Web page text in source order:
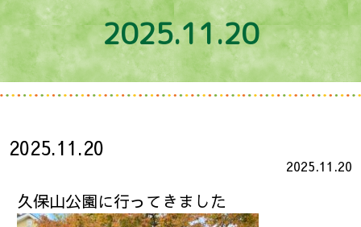
2025.11.20
2025.11.20
2025.11.20
久保山公園に行ってきました